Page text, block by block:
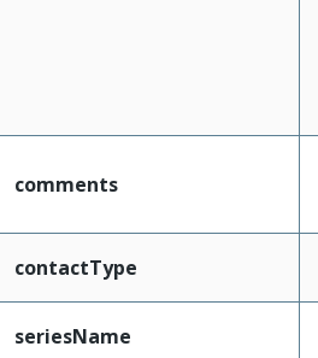
comments
contactType
seriesName